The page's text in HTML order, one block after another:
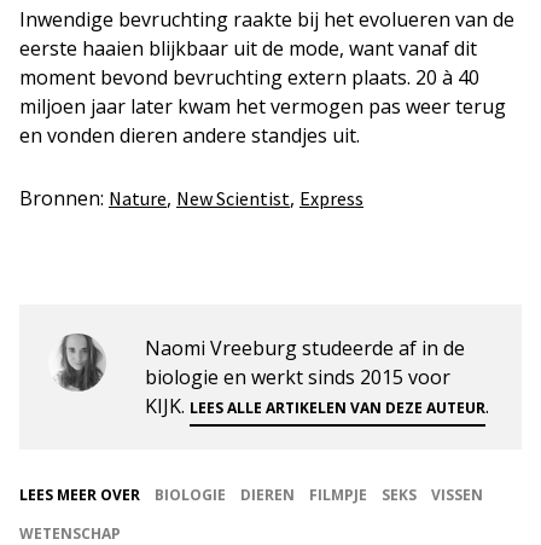
Inwendige bevruchting raakte bij het evolueren van de
eerste haaien blijkbaar uit de mode, want vanaf dit
moment bevond bevruchting extern plaats. 20 à 40
miljoen jaar later kwam het vermogen pas weer terug
en vonden dieren andere standjes uit.
Bronnen: Nature, New Scientist, Express
Naomi Vreeburg studeerde af in de
biologie en werkt sinds 2015 voor
KIJK. LEES ALLE ARTIKELEN VAN DEZE AUTEUR.
LEES MEER OVER BIOLOGIE DIEREN FILMPJE SEKS
VISSEN
WETENSCHAP